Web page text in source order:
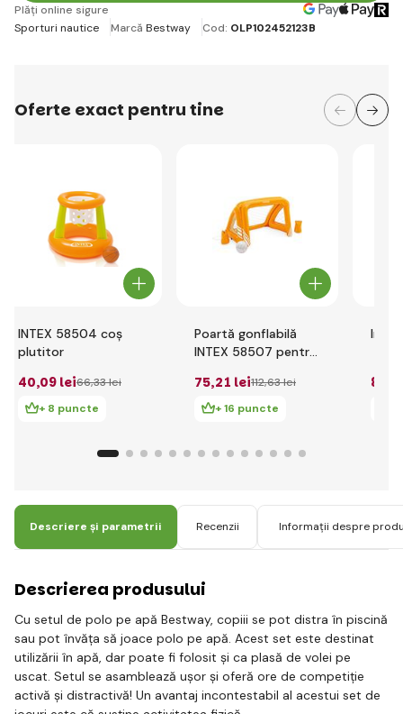
Plăți online sigure
Sporturi nautice
Marcă Bestway Cod: OLP102452123B
Oferte exact pentru tine
INTEX 58504 coș
plutitor
40,09 lei66,33 lei
+ 8 puncte
Poartă gonflabilă
INTEX 58507 pentru
75,21 lei112,63 lei
+ 16 puncte
Intex
8
Descriere și parametrii Recenzii Informații despre
Descrierea produsului
Cu setul de polo pe apă Bestway, copiii se pot distra în piscină
sau pot învăța să joace polo pe apă. Acest set este destinat
utilizării în apă, dar poate fi folosit și ca plasă de volei pe
uscat. Setul se asamblează ușor și oferă ore de competiție
activă și distractivă! Un avantaj incontestabil al acestui set de